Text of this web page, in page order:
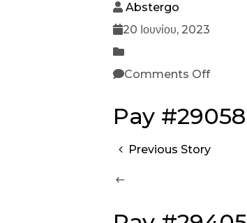
Abstergo
20 Ιουνίου, 2023
Comments Off
Pay #29058
Previous Story